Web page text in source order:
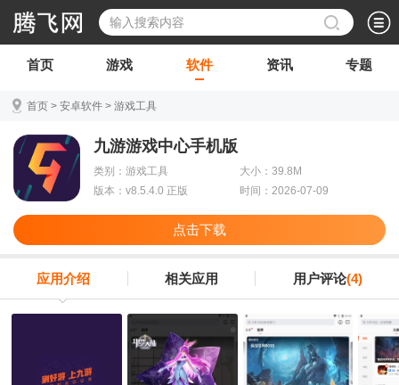
首页 游戏 软件 资讯 专题
首页 > 安卓软件 > 游戏工具
九游游戏中心手机版
类别：游戏工具
大小：39.8M
版本：v8.5.4.0 正版
时间：2026-07-09
点击下载
应用介绍 相关应用 用户评论(4)